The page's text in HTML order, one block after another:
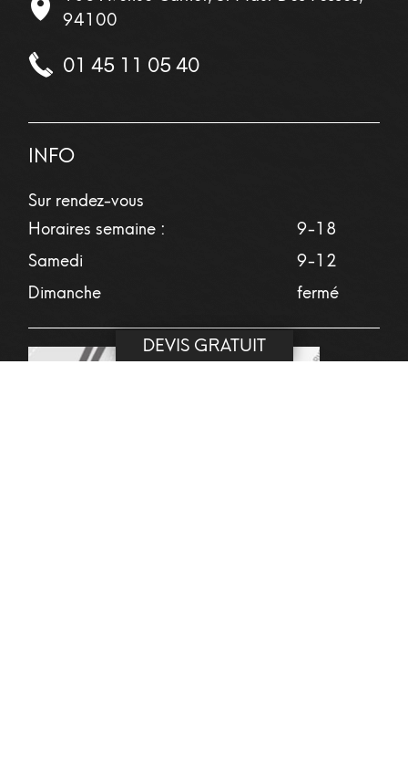
94100
01 45 11 05 40
INFO
Sur rendez-vous
Horaires semaine :
9-18
Samedi
9-12
Dimanche
fermé
DEVIS GRATUIT